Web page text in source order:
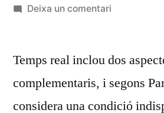
per
Deixa un comentaria
Temps real inclou dos
complementaris, i segons
considera una condició